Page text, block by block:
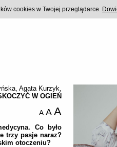
, Agata Kurzyk,
W OGIEŃ
A A A
Co było
trzy pasje naraz?
otoczeniu?
cookies w Twojej przeglądarce.